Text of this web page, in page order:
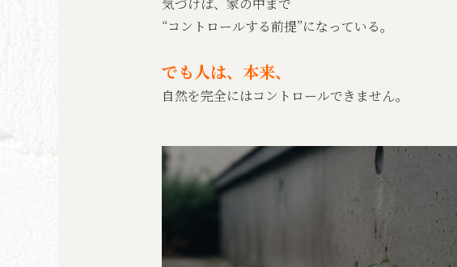
“コントロールする前提”になっている。
でも人は、本来、
自然を完全にはコントロールできません。